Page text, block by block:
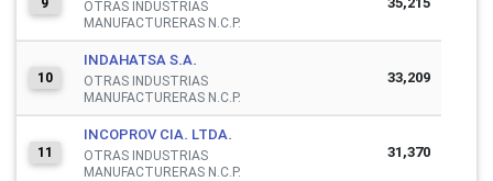
OTRAS INDUSTRIAS
MANUFACTURERAS N.C.P.
10
INDAHATSA S.A.
OTRAS INDUSTRIAS
MANUFACTURERAS N.C.P.
33,209
11
INCOPROV CIA. LTDA.
OTRAS INDUSTRIAS
MANUFACTURERAS N.C.P.
31,370